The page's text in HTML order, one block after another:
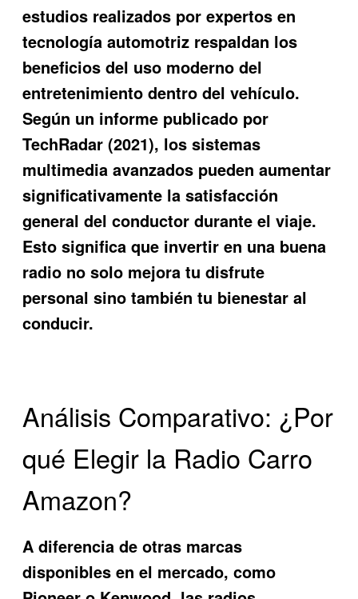
estudios realizados por expertos en
tecnología automotriz respaldan los
beneficios del uso moderno del
entretenimiento dentro del vehículo.
Según un informe publicado por
TechRadar (2021), los sistemas
multimedia avanzados pueden aumentar
significativamente la satisfacción
general del conductor durante el viaje.
Esto significa que invertir en una buena
radio no solo mejora tu disfrute
personal sino también tu bienestar al
conducir.
Análisis Comparativo: ¿Por
qué Elegir la Radio Carro
Amazon?
A diferencia de otras marcas
disponibles en el mercado, como